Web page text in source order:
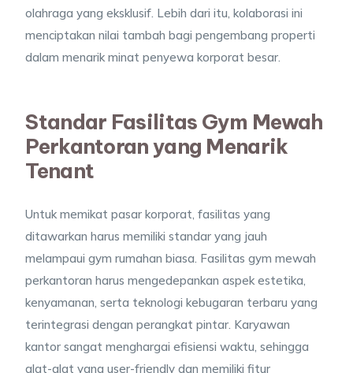
olahraga yang eksklusif. Lebih dari itu, kolaborasi ini
menciptakan nilai tambah bagi pengembang properti
dalam menarik minat penyewa korporat besar.
Standar Fasilitas Gym Mewah
Perkantoran yang Menarik
Tenant
Untuk memikat pasar korporat, fasilitas yang
ditawarkan harus memiliki standar yang jauh
melampaui gym rumahan biasa. Fasilitas gym mewah
perkantoran harus mengedepankan aspek estetika,
kenyamanan, serta teknologi kebugaran terbaru yang
terintegrasi dengan perangkat pintar. Karyawan
kantor sangat menghargai efisiensi waktu, sehingga
alat-alat yang user-friendly dan memiliki fitur